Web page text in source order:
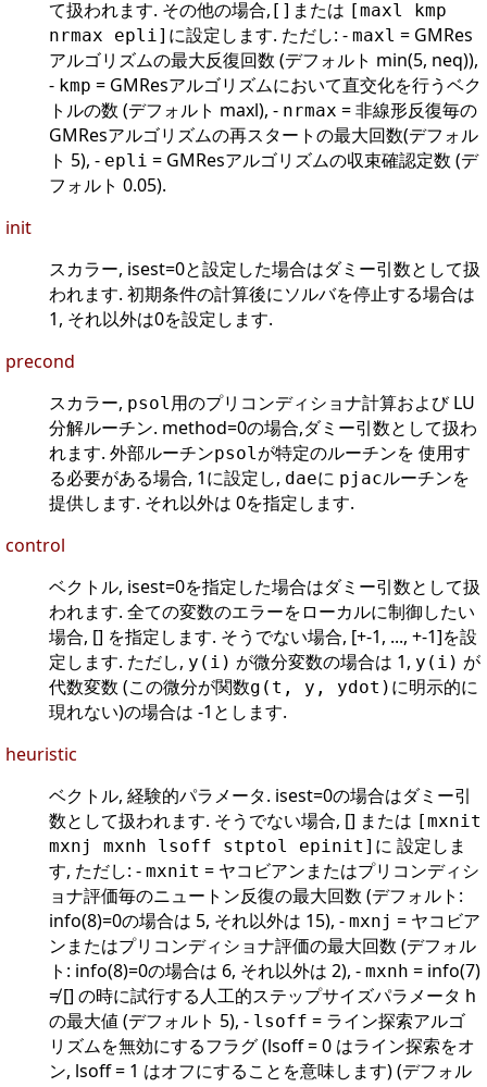
て扱われます. その他の場合, [] または [maxl kmp
nrmax epli] に設定します. ただし: - maxl = GMRes
アルゴリズムの最大反復回数 (デフォルト min(5, neq)),
- kmp = GMResアルゴリズムにおいて直交化を行うベク
トルの数 (デフォルト maxl), - nrmax = 非線形反復毎の
GMResアルゴリズムの再スタートの最大回数(デフォル
ト 5), - epli = GMResアルゴリズムの収束確認定数 (デ
フォルト 0.05).
init
スカラー, isest=0と設定した場合はダミー引数として扱
われます. 初期条件の計算後にソルバを停止する場合は
1, それ以外は0を設定します.
precond
スカラー, psol用のプリコンディショナ計算および LU
分解ルーチン. method=0の場合,ダミー引数として扱わ
れます. 外部ルーチンpsolが特定のルーチンを 使用す
る必要がある場合, 1に設定し, daeに pjacルーチンを
提供します. それ以外は 0を指定します.
control
ベクトル, isest=0を指定した場合はダミー引数として扱
われます. 全ての変数のエラーをローカルに制御したい
場合, [] を指定します. そうでない場合, [+-1, ..., +-1]を設
定します. ただし, y(i) が微分変数の場合は 1, y(i) が
代数変数 (この微分が関数g(t, y, ydot) に明示的に
現れない)の場合は -1とします.
heuristic
ベクトル, 経験的パラメータ. isest=0の場合はダミー引
数として扱われます. そうでない場合, [] または [mxnit
mxnj mxnh lsoff stptol epinit] に 設定しま
す, ただし: - mxnit = ヤコビアンまたはプリコンディシ
ョナ評価毎のニュートン反復の最大回数 (デフォルト:
info(8)=0の場合は 5, それ以外は 15), - mxnj = ヤコビア
ンまたはプリコンディショナ評価の最大回数 (デフォル
ト: info(8)=0の場合は 6, それ以外は 2), - mxnh = info(7)
≠ [] の時に試行する人工的ステップサイズパラメータ h
の最大値 (デフォルト 5), - lsoff = ライン探索アルゴ
リズムを無効にするフラグ (lsoff = 0 はライン探索をオ
ン, lsoff = 1 はオフにすることを意味します) (デフォル